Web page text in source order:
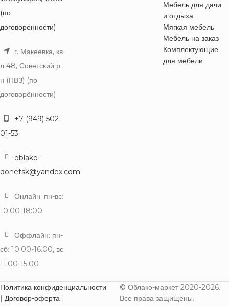
(по
договорённости)
г. Макеевка, кв-
л 48, Советский р-
н (ПВЗ) (по
договорённости)
+7 (949) 502-
01-53
oblako-
donetsk@yandex.com
Онлайн: пн-вс:
10:00-18:00
Оффлайн: пн-
сб: 10.00-16.00, вс:
11.00-15.00
Мебель для дачи
и отдыха
Мягкая мебель
Мебель на заказ
Комплектующие
для мебели
Политика конфиденциальности
| Договор-оферта |
© Облако-маркет 2020-2026.
Все права защищены.